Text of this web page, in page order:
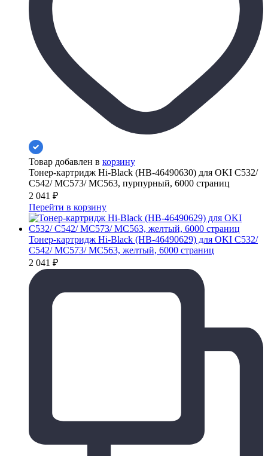
Товар добавлен в корзину
Тонер-картридж Hi-Black (HB-46490630) для OKI C532/
C542/ MC573/ MC563, пурпурный, 6000 страниц
2 041 ₽
Перейти в корзину
Тонер-картридж Hi-Black (HB-46490629) для OKI C532/
C542/ MC573/ MC563, желтый, 6000 страниц
2 041 ₽